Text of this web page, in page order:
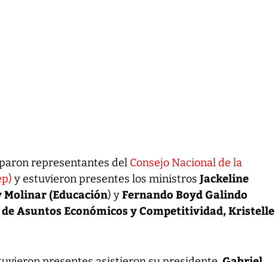
representantes del Consejo Nacional de la
y estuvieron presentes los ministros Jackeline
Molinar (Educación) yFernando Boyd Galindo
Asuntos Económicos y Competitividad, Kristelle